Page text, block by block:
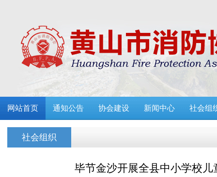
网站首页 通知公告 协会建设 新闻中心 社会组
社会组织
毕节金沙开展全县中小学校